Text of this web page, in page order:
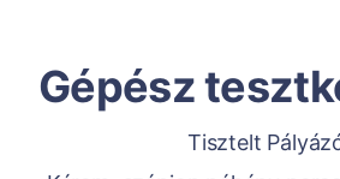
Gépész
Tisztelt